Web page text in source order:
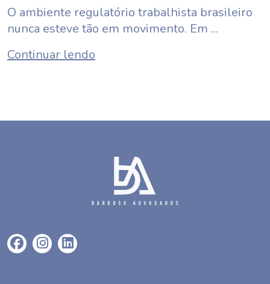
O ambiente regulatório trabalhista brasileiro
nunca esteve tão em movimento. Em ...
Continuar lendo